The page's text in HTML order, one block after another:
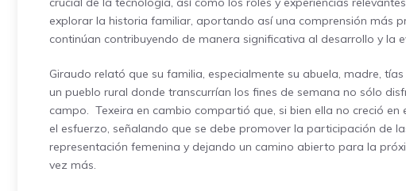
explorar la historia familiar, aportando así una comprensión más
continúan contribuyendo de manera significativa al desarrollo y la
Giraudo relató que su familia, especialmente su abuela, madre,
un pueblo rural donde transcurrían los fines de semana no sólo
campo. Texeira en cambio compartió que, si bien ella no creció
el esfuerzo, señalando que se debe promover la participación de
representación femenina y dejando un camino abierto para la
vez más.